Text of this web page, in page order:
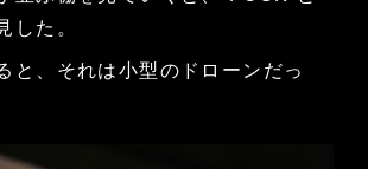
した。
と、それは小型のドローンだっ